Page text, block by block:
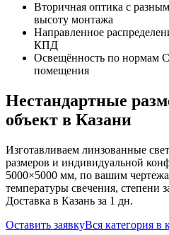
Вторичная оптика с
высоту монтажа
Направленное
КПД
Освещённость по нормам
помещения
Нестандартные
объект в Казани
Изготавливаем линзованные
размеров и индивидуальной
5000×5000 мм, по вашим
температуры свечения, степени
Доставка в Казань за 1 дн.
Оставить заявкуВся категория в